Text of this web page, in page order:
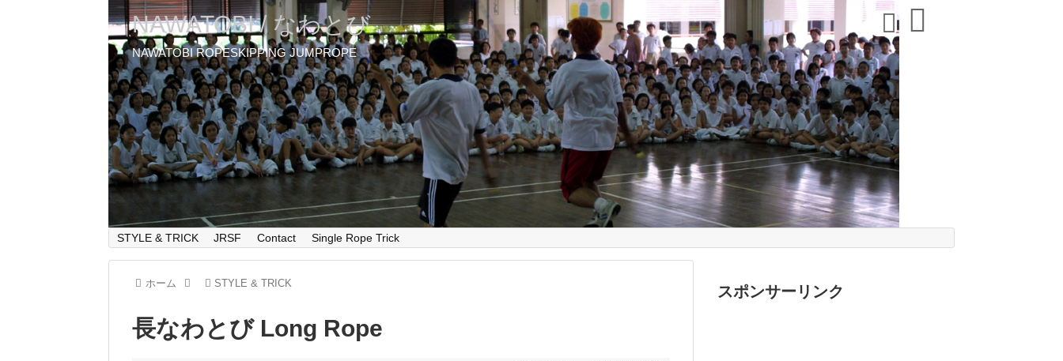
NAWATOBI / なわとび
NAWATOBI ROPESKIPPING JUMPROPE
STYLE & TRICK JRSF Contact Single Rope Trick
ホーム STYLE & TRICK
長なわとび Long Rope
スポンサーリンク